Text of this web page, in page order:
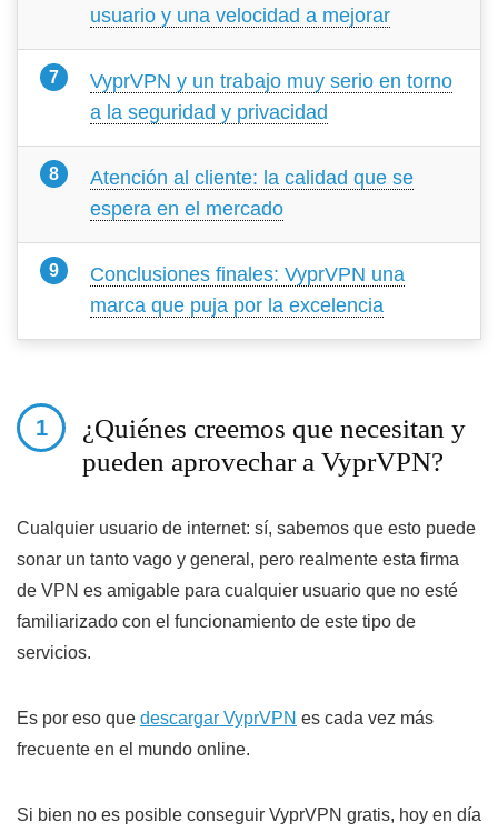
usuario y una velocidad a mejorar
VyprVPN y un trabajo muy serio en torno
a la seguridad y privacidad
Atención al cliente: la calidad que se
espera en el mercado
Conclusiones finales: VyprVPN una
marca que puja por la excelencia
¿Quiénes creemos que necesitan y
pueden aprovechar a VyprVPN?
Cualquier usuario de internet: sí, sabemos que esto puede
sonar un tanto vago y general, pero realmente esta firma
de VPN es amigable para cualquier usuario que no esté
familiarizado con el funcionamiento de este tipo de
servicios.
Es por eso que descargar VyprVPN es cada vez más
frecuente en el mundo online.
Si bien no es posible conseguir VyprVPN gratis, hoy en día